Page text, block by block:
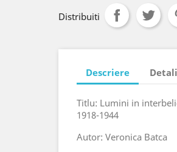
Distribuiti
Descriere
Titlu: Lumini in
1918-1944
Autor: Veronica Batca